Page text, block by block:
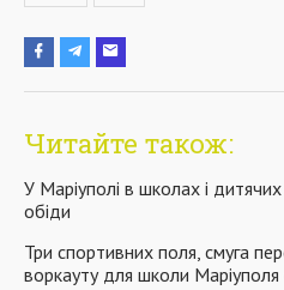
Читайте також:
У Маріуполі в школах і
обіди
Три спортивних поля, смуга
воркауту для школи